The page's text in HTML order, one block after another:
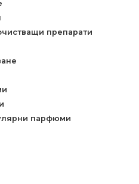
препарати
парфюми